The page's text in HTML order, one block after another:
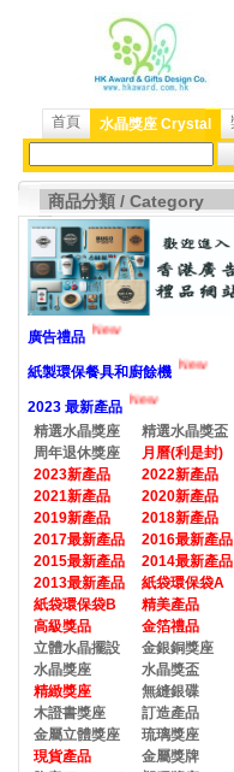
首頁 水晶獎座 Crystal
商品分類 / Category
廣告禮品 New
紙製環保餐具和廚餘機 New
2023 最新產品
New
精選水晶獎座
精選水晶獎盃
周年退休獎座
月曆(利是封)
2023新產品
2022新產品
2021新產品
2020新產品
2019新產品
2018新產品
2017最新產品
2016最新產品
2015最新產品
2014最新產品
2013最新產品
紙袋環保袋A
紙袋環保袋B
精美產品
高級獎品
金箔禮品
立體水晶擺設
金銀銅獎座
水晶獎座
水晶獎盃
精緻獎座
無縫銀碟
木證書獎座
訂造產品
金屬立體獎座
琉璃獎座
現貨產品
金屬獎牌